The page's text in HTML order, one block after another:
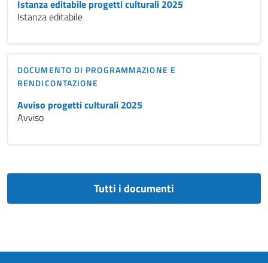
Istanza editabile progetti culturali 2025
Istanza editabile
DOCUMENTO DI PROGRAMMAZIONE E
RENDICONTAZIONE
Avviso progetti culturali 2025
Avviso
Tutti i documenti